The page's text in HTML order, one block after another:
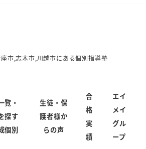
市,志木市,川越市にある個別指導塾
覧・
探す
個別
生徒・保
護者様か
らの声
合
格
実
績
エイ
メイ
グル
ープ